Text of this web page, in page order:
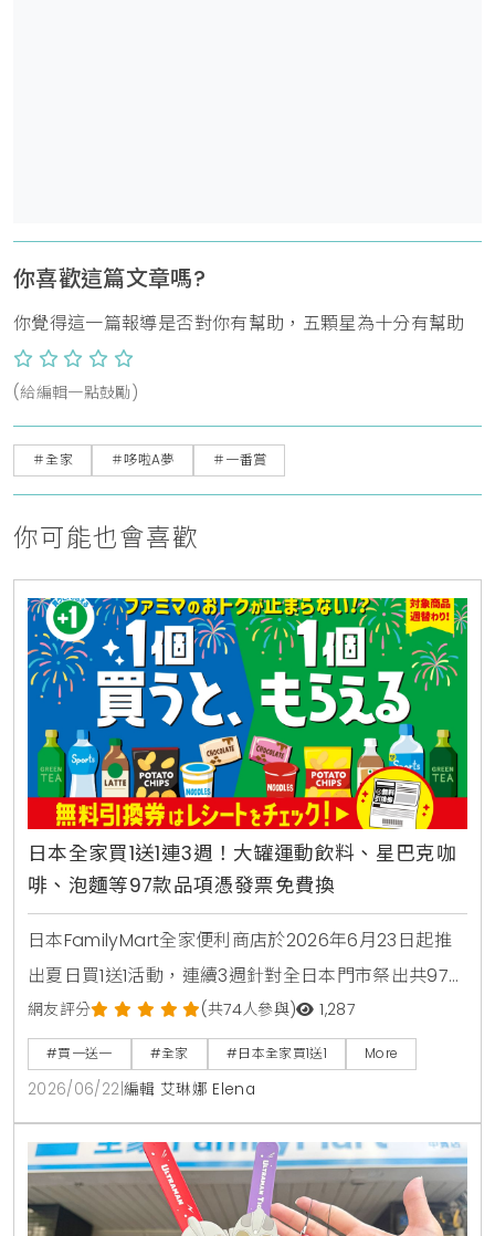
你喜歡這篇文章嗎?
你覺得這一篇報導是否對你有幫助，五顆星為十分有幫助
(給編輯一點鼓勵)
＃全家 ＃哆啦A夢 ＃一番賞
你可能也會喜歡
日本全家買1送1連3週！大罐運動飲料、星巴克咖
啡、泡麵等97款品項憑發票免費換
日本FamilyMart全家便利商店於2026年6月23日起推
出夏日買1送1活動，連續3週針對全日本門市祭出共97款
人氣商品，包含星巴克咖啡、大容量運動飲料、日清杯
麵及熱銷巧克力零食，消費者購買指定商品即可於隔週
憑發票免費兌換，是近期台灣讀者前往日本旅遊、自由
行時不可錯過的超商省錢必看攻略。
網友評分 (共74人參與) 1,287
#買一送一 #全家 #日本全家買1送1 More
2026/06/22 編輯 艾琳娜 Elena